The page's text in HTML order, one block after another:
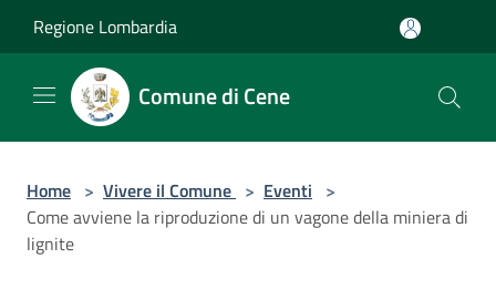
Regione Lombardia
Comune di Cene
Home > Vivere il Comune > Eventi >
Come avviene la riproduzione di un vagone della miniera di
lignite